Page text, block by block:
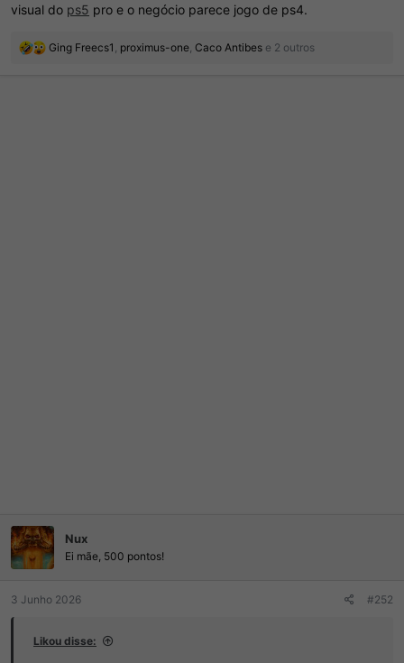
visual do ps5 pro e o negócio parece jogo de ps4.
R
Ging Freecs1 proximus-one Caco Antibes e 2 outros
Nux
Ei mãe, 500 pontos!
3 Junho 2026 #252
Likou disse: